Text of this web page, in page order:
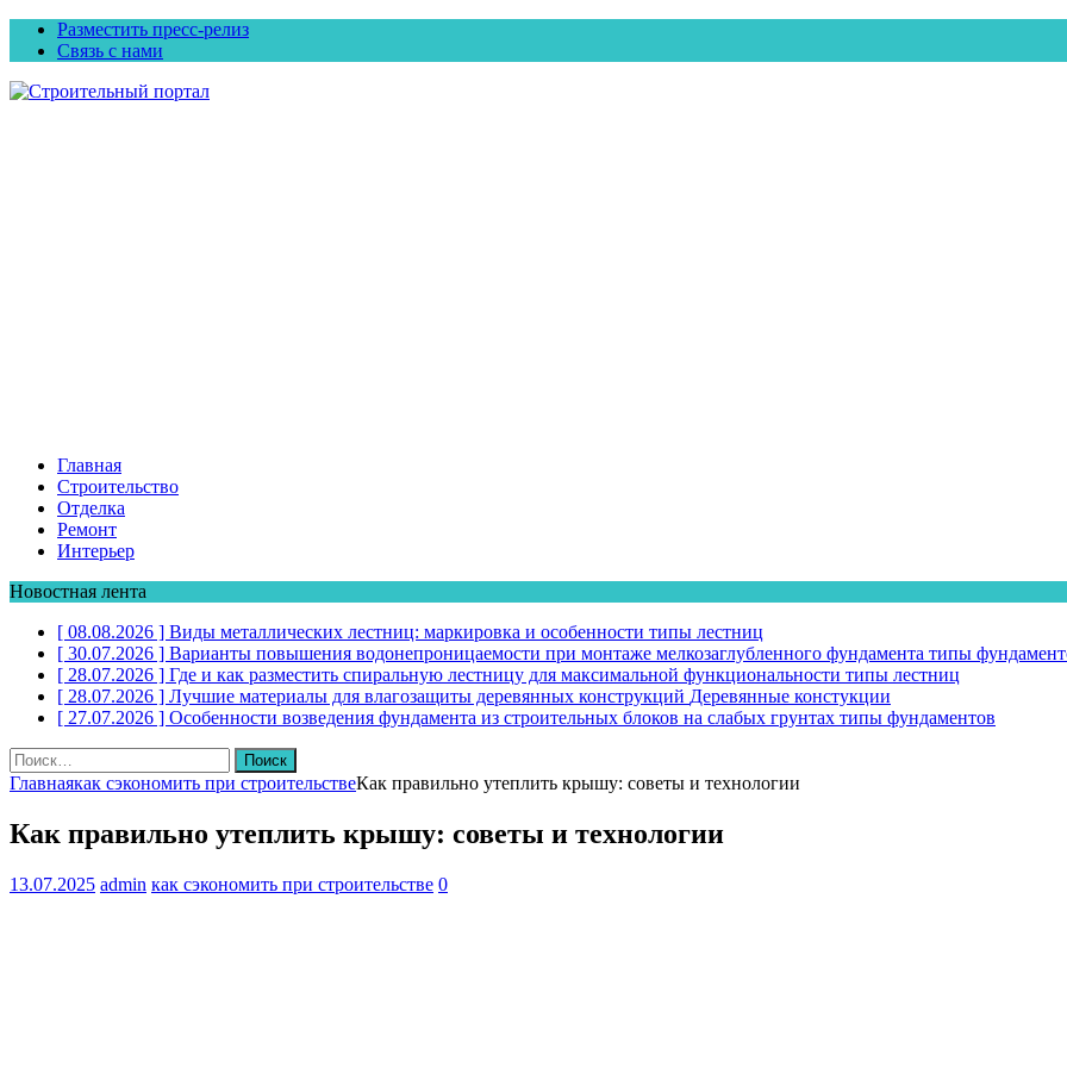
Разместить пресс-релиз
Связь с нами
Главная
Строительство
Отделка
Ремонт
Интерьер
Новостная лента
[ 08.08.2026 ] Виды металлических лестниц: маркировка и особенности типы лестниц
[ 30.07.2026 ] Варианты повышения водонепроницаемости при монтаже мелкозаглубленного фундамента типы
[ 28.07.2026 ] Где и как разместить спиральную лестницу для максимальной функциональности типы лестниц
[ 28.07.2026 ] Лучшие материалы для влагозащиты деревянных конструкций Деревянные констукции
[ 27.07.2026 ] Особенности возведения фундамента из строительных блоков на слабых грунтах типы фундаментов
Найти:
Главнаякак сэкономить при строительствеКак правильно утеплить крышу: советы и технологии
Как правильно утеплить крышу: советы и технологии
13.07.2025 admin как сэкономить при строительстве 0